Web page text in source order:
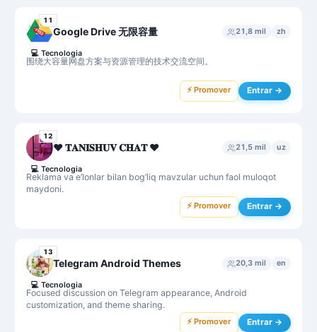
11
Google Drive 无限容量 21,8 mil zh
围绕大容量网盘方案与资源管理的技术交流空间。
💻 Tecnologia
⚡ Promover Entrar →
12
♥️ 𝐓𝐀𝐍𝐈𝐒𝐇𝐔𝐕 𝐂𝐇𝐀𝐓 ♥️ 21,5 mil uz
Reklama va e’lonlar bilan bog‘liq mavzular uchun faol muloqot
maydoni.
💻 Tecnologia
⚡ Promover Entrar →
13
Telegram Android Themes 20,3 mil en
Focused discussion on Telegram appearance, Android
customization, and theme sharing.
💻 Tecnologia
⚡ Promover Entrar →